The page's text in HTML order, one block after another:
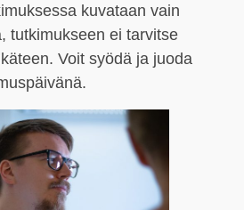
kuvataan vain
tutkimukseen ei tarvitse
Voit syödä ja juoda